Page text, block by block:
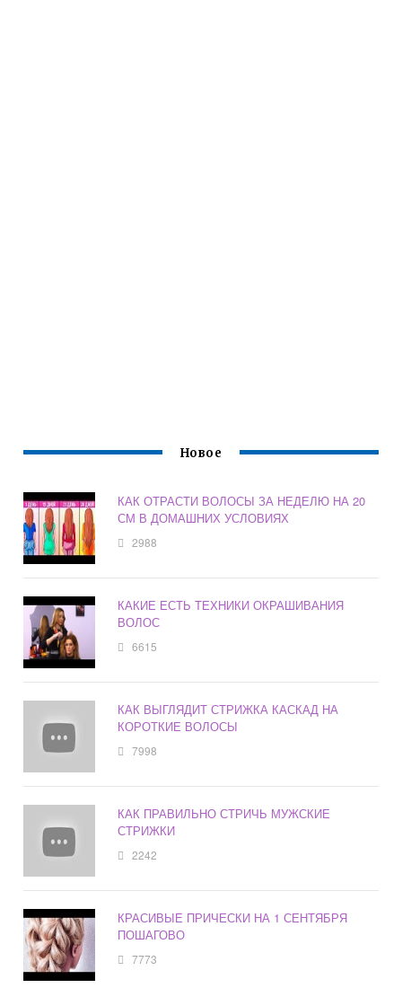
Новое
КАК ОТРАСТИ ВОЛОСЫ ЗА НЕДЕЛЮ НА 20
СМ В ДОМАШНИХ УСЛОВИЯХ
2988
КАКИЕ ЕСТЬ ТЕХНИКИ ОКРАШИВАНИЯ
ВОЛОС
6615
КАК ВЫГЛЯДИТ СТРИЖКА КАСКАД НА
КОРОТКИЕ ВОЛОСЫ
7998
КАК ПРАВИЛЬНО СТРИЧЬ МУЖСКИЕ
СТРИЖКИ
2242
КРАСИВЫЕ ПРИЧЕСКИ НА 1 СЕНТЯБРЯ
ПОШАГОВО
7773